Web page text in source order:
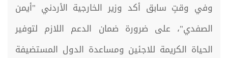
وفي وقتٍ سابق أكد وزير الخارجية الأردني "أيمن
الصفدي"، على ضرورة ضمان الدعم اللازم لتوفير
الحياة الكريمة للاجئين ومساعدة الدول المستضيفة